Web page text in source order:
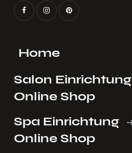
Home
Salon Einrichtung
Online Shop
Spa Einrichtung
Online Shop